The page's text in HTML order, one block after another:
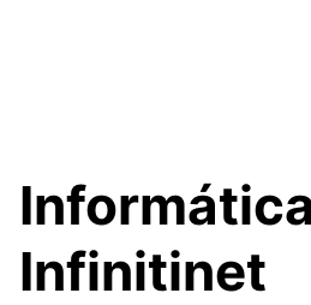
Informática
Infinitinet